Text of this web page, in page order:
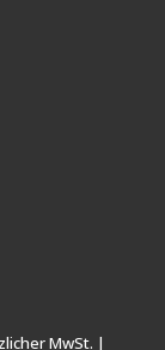
MwSt. |